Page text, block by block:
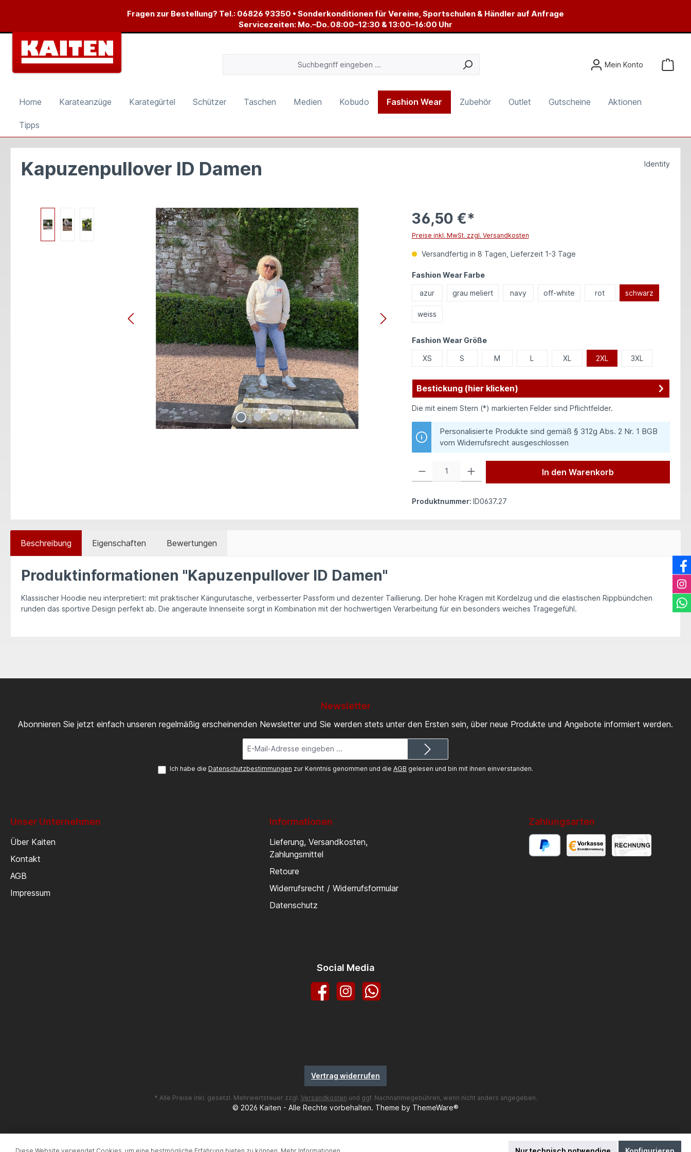
Zur Hauptnavigation springenFragen zur Bestellung? Tel.: 06826 93350 • Sonderkonditionen für Vereine, Sportschulen & Händler auf Anfrage
Servicezeiten: Mo.–Do. 08:00–12:30 & 13:00–16:00 Uhr
Mein Konto
Home Karateanzüge Karategürtel Schützer Taschen Medien Kobudo Fashion Wear Zubehör Outlet Gutscheine Aktionen
Tipps
Kapuzenpullover ID Damen Identity
36,50 €*
Preise inkl. MwSt. zzgl. Versandkosten
Versandfertig in 8 Tagen, Lieferzeit 1-3 Tage
Fashion Wear Farbeauswählen
azur grau meliert navy off-white rot schwarz
weiss
Fashion Wear Größeauswählen
XS S M L XL 2XL 3XL
Bestickung (hier klicken)
Die mit einem Stern (*) markierten Felder sind Pflichtfelder.
Personalisierte Produkte sind gemäß § 312g Abs. 2 Nr. 1 BGB
vom Widerrufsrecht ausgeschlossen
In den Warenkorb
Produktnummer: ID0637.27
Beschreibung Eigenschaften Bewertungen
Produktinformationen "Kapuzenpullover ID Damen"
Klassischer Hoodie neu interpretiert: mit praktischer Kängurutasche, verbesserter Passform und dezenter Taillierung. Der hohe Kragen mit Kordelzug und die elastischen Rippbündchen
runden das sportive Design perfekt ab. Die angeraute Innenseite sorgt in Kombination mit der hochwertigen Verarbeitung für ein besonders weiches Tragegefühl.
Newsletter
Abonnieren Sie jetzt einfach unseren regelmäßig erscheinenden Newsletter und Sie werden stets unter den Ersten sein, über neue Produkte und Angebote informiert werden.
Mail-
Adresse*
Ich habe die Datenschutzbestimmungen zur Kenntnis genommen und die AGB gelesen und bin mit ihnen einverstanden.
Unser Unternehmen
Über Kaiten
Kontakt
AGB
Impressum
Informationen
Lieferung, Versandkosten,
Zahlungsmittel
Retoure
Widerrufsrecht / Widerrufsformular
Datenschutz
Zahlungsarten
Social Media
FacebookInstagramWhatsApp
Vertrag widerrufen
* Alle Preise inkl. gesetzl. Mehrwertsteuer zzgl. Versandkosten und ggf. Nachnahmegebühren, wenn nicht anders angegeben.
© 2026 Kaiten - Alle Rechte vorbehalten. Theme by ThemeWare®